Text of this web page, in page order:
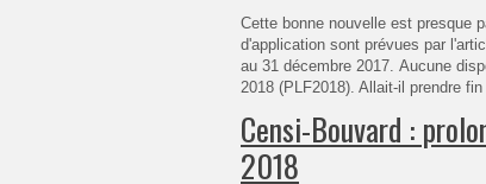
Cette bonne nouvelle est presque
d'application sont prévues par
au 31 décembre 2017. Aucune
2018 (PLF2018). Allait-il prendre
Censi-Bouvard :
2018